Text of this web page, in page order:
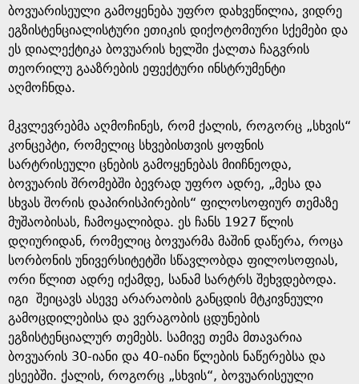
ბოვუარისეული გამოყენება უფრო დახვეწილია, ვიდრე
ეგზისტენციალისტური ეთიკის დიქოტომიური სქემები და
ეს დიალექტიკა ბოვუარის ხელში ქალთა ჩაგვრის
თეორილუ გააზრების ეფექტური ინსტრუმენტი
აღმოჩნდა.
მკვლევრებმა აღმოჩინეს, რომ ქალის, როგორც „სხვის“
კონცეპტი, რომელიც სხვებისთვის ყოფნის
სარტრისეული ცნების გამოყენებას მიიჩნეოდა,
ბოვუარის შრომებში ბევრად უფრო ადრე, „მესა და
სხვას შორის დაპირისპირების“ ფილოსოფიურ თემაზე
მუშაობისას, ჩამოყალიბდა. ეს ჩანს 1927 წლის
დღიურიდან, რომელიც ბოვუარმა მაშინ დაწერა, როცა
სორბონის უნივერსიტეტში სწავლობდა ფილოსოფიას,
ორი წლით ადრე იქამდე, სანამ სარტრს შეხვდებოდა.
იგი შეიცავს ასევე არარაობის განცდის მტკივნეული
გამოცდილებისა და ვერაგობის ცდუნების
ეგზისტენციალურ თემებს. სამივე თემა მთავარია
ბოვუარის 30-იანი და 40-იანი წლების ნაწერებსა და
ესეებში. ქალის, როგორც „სხვის“, ბოვუარისეული